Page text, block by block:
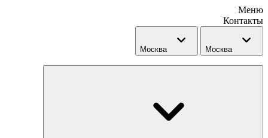
Меню
Контакты
Москва Москва